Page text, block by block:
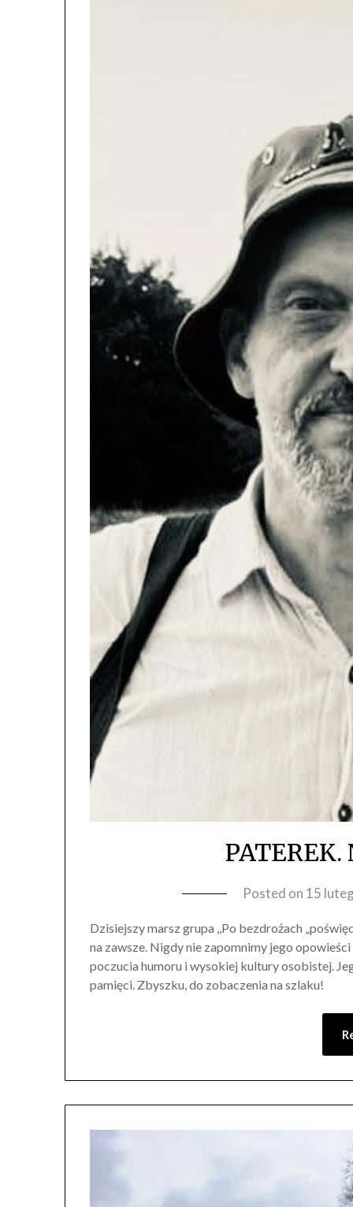
Posted on 15
Dzisiejszy marsz grupa ,,Po bezdrożach
na zawsze. Nigdy nie zapomnimy jego
poczucia humoru i wysokiej kultury osobistej.
pamięci. Zbyszku, do zobaczenia na szlaku!